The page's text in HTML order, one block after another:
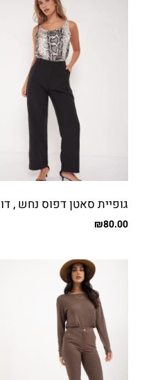
גופיית סאטן דפוס נחש , דו
צדדי ₪80.00